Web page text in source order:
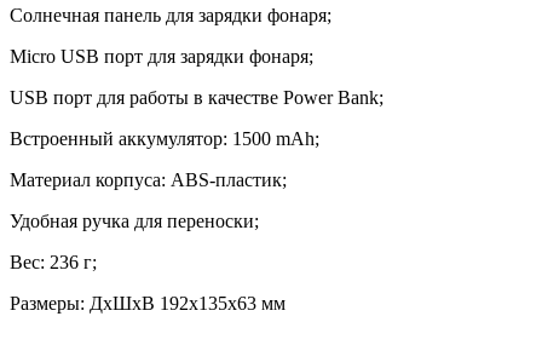
Солнечная панель для зарядки фонаря;
Micro USB порт для зарядки фонаря;
USB порт для работы в качестве Power Bank;
Встроенный аккумулятор: 1500 mAh;
Материал корпуса: ABS-пластик;
Удобная ручка для переноски;
Вес: 236 г;
Размеры: ДхШхВ 192х135х63 мм